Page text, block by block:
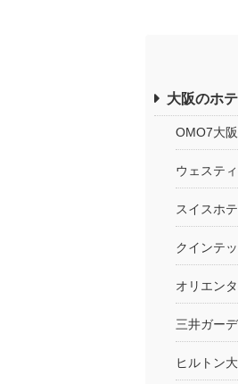
大阪のホ
OMO7大
ウェステ
スイスホ
クインテ
オリエン
三井ガー
ヒルトン